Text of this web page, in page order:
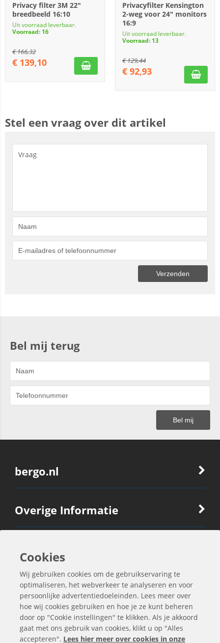
Privacy filter 3M 22"
breedbeeld 16:10
Uit voorraad leverbaar.
Voorraad: 16
€166,32
€ 139,10
Privacyfilter Kensington
2-weg voor 24" monitors
16:9
Uit voorraad leverbaar.
Voorraad: 13
€129,44
€ 92,93
Stel een vraag over dit artikel
Bel mij terug
bergo.nl
Overige Informatie
Ook Interessant
Contactgegevens
Cookies
Wij gebruiken cookies om de gebruikservaring te
optimaliseren, het webverkeer te analyseren en voor
persoonlijke advertentiedoeleinden. Lees meer over
hoe wij cookies gebruiken en hoe je ze kunt beheren
door op "Cookie instellingen" te klikken. Als je akkoord
gaat met ons gebruik van cookies, klikt u op "Alles
accepteren". Lees hier meer over cookies in onze